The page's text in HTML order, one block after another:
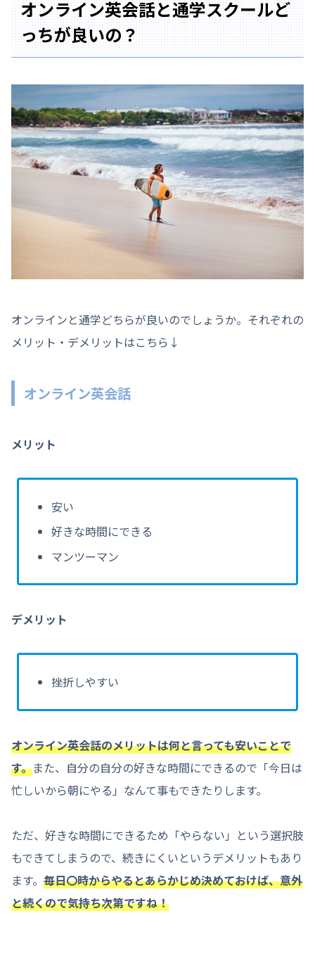
オンライン英会話と通学スクールど
っちが良いの？
オンラインと通学どちらが良いのでしょうか。それぞれの
メリット・デメリットはこちら↓
オンライン英会話
メリット
安い
好きな時間にできる
マンツーマン
デメリット
挫折しやすい
オンライン英会話のメリットは何と言っても安いことで
す。また、自分の自分の好きな時間にできるので「今日は
忙しいから朝にやる」なんて事もできたりします。
ただ、好きな時間にできるため「やらない」という選択肢
もできてしまうので、続きにくいというデメリットもあり
ます。 毎日〇時からやるとあらかじめ決めておけば、意外
と続くので気持ち次第ですね！